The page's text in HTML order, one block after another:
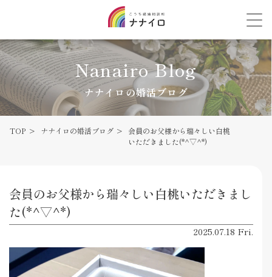
Nanairo Blog
ナナイロの婚活ブログ
TOP ナナイロの婚活ブログ
会員のお父様から瑞々しい白桃
いただきました(*^▽^*)
会員のお父様から瑞々しい白桃いただきまし
た(*^▽^*)
2025.07.18 Fri.